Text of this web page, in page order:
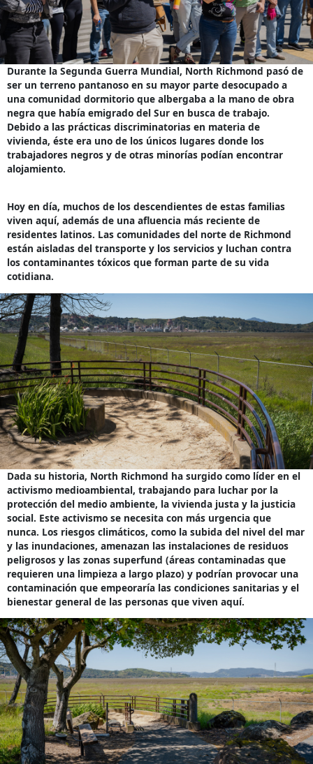
Durante la Segunda Guerra Mundial, North Richmond pasó de
ser un terreno pantanoso en su mayor parte desocupado a
una comunidad dormitorio que albergaba a la mano de obra
negra que había emigrado del Sur en busca de trabajo.
Debido a las prácticas discriminatorias en materia de
vivienda, éste era uno de los únicos lugares donde los
trabajadores negros y de otras minorías podían encontrar
alojamiento.
Hoy en día, muchos de los descendientes de estas familias
viven aquí, además de una afluencia más reciente de
residentes latinos. Las comunidades del norte de Richmond
están aisladas del transporte y los servicios y luchan contra
los contaminantes tóxicos que forman parte de su vida
cotidiana.
Dada su historia, North Richmond ha surgido como líder en el
activismo medioambiental, trabajando para luchar por la
protección del medio ambiente, la vivienda justa y la justicia
social. Este activismo se necesita con más urgencia que
nunca. Los riesgos climáticos, como la subida del nivel del mar
y las inundaciones, amenazan las instalaciones de residuos
peligrosos y las zonas superfund (áreas contaminadas que
requieren una limpieza a largo plazo) y podrían provocar una
contaminación que empeoraría las condiciones sanitarias y el
bienestar general de las personas que viven aquí.